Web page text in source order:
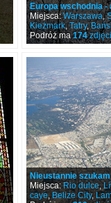
Europa wschodnia -
Miejsca:Warszawa,
Kieżmark,Tatry,
Podróż ma174
Nieustannie
Miejsca:Rio dulce,
caye, Belize City,